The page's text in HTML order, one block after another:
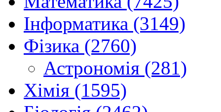
Інформатика (3149)
Фізика (2760)
Астрономія (281)
Хімія (1595)